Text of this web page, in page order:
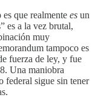
que realmente es un
es a la vez brutal,
muy
tampoco es
fuerza de ley, y fue
Una maniobra
federal sigue sin tener